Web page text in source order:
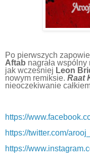
Po pierwszych
Aftab nagrała wspólny
jak wcześniej Leon
nowym remiksie. Raat
nieoczekiwanie
https://
https://twitter.com/
https://